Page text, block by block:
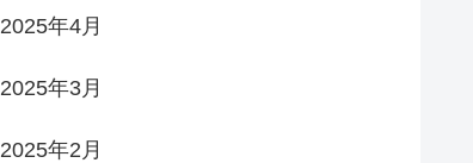
2025年4月
2025年3月
2025年2月